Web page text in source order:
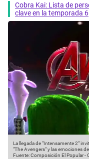
Cobra Kai: Lista de
clave en la temporada 6
La llegada de "Intensamente 2"
"The Avengers" y las emociones
Fuente: Composición El Popular-